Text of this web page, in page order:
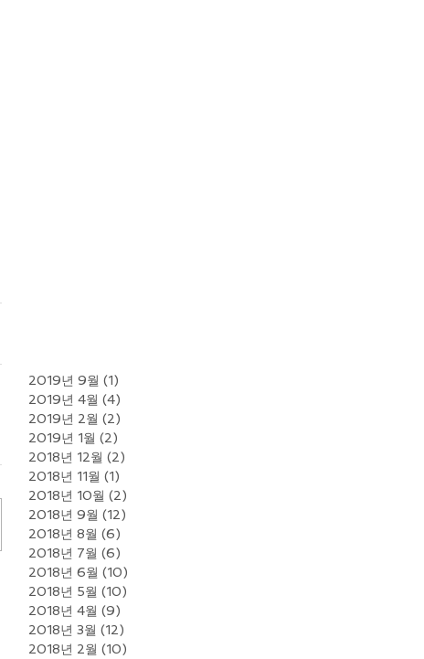
2019년 9월 (1)
2019년 4월 (4)
2019년 2월 (2)
2019년 1월 (2)
2018년 12월 (2)
2018년 11월 (1)
2018년 10월 (2)
2018년 9월 (12)
2018년 8월 (6)
2018년 7월 (6)
2018년 6월 (10)
2018년 5월 (10)
2018년 4월 (9)
2018년 3월 (12)
2018년 2월 (10)